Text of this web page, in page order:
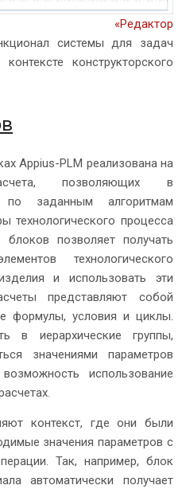
системы для задач
конструкторского
Appius-PLM реализована на
позволяющих в
по заданным алгоритмам
технологического процесса
позволяет получать
технологического
и использовать эти
представляют собой
формулы, условия и циклы.
в иерархические группы,
значениями параметров
использование
контекст, где они были
значения параметров с
Так, например, блок
автоматически получает